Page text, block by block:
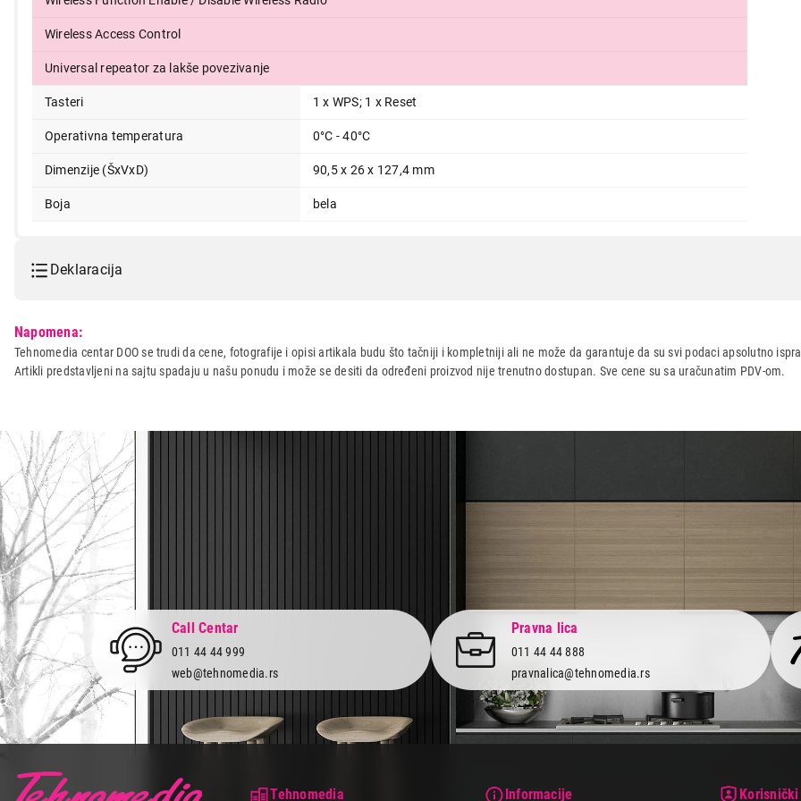
Wireless Access Control
Universal repeator za lakše povezivanje
Tasteri 1 x WPS; 1 x Reset
Operativna temperatura 0°C - 40°C
Dimenzije (ŠxVxD) 90,5 x 26 x 127,4 mm
Boja bela
Deklaracija
Naziv i vrsta robe:
MREZNA OPREMA
Uvoznik:
Gembird d.o.o.
Napomena:
Tehnomedia centar DOO se trudi da cene, fotografije i opisi artikala budu što tačniji i kompletniji ali ne može da garantuje da su svi podaci apsolutno
Artikli predstavljeni na sajtu spadaju u našu ponudu i može se desiti da određeni proizvod nije trenutno dostupan. Sve cene su sa uračunatim PDV-om.
Nastavi kupovinu Završi
Call Centar
011 44 44 999
web@tehnomedia.rs
Pravna lica
011 44 44 888
pravnalica@tehnomedia.rs
Tehnomedia Informacije